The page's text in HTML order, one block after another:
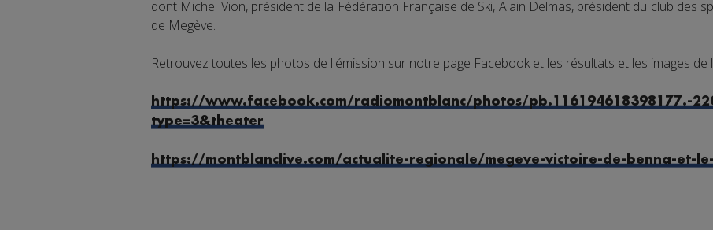
dont Michel Vion, président de la Fédération Française de Ski, Alain Delmas, président du club des
de Megève.
Retrouvez toutes les photos de l'émission sur notre page Facebook et les résultats et les images
https://www.facebook.com/radiomontblanc/photos/pb.116194618398177.-
type=3&theater
https://montblanclive.com/actualite-regionale/megeve-victoire-de-benna-et-